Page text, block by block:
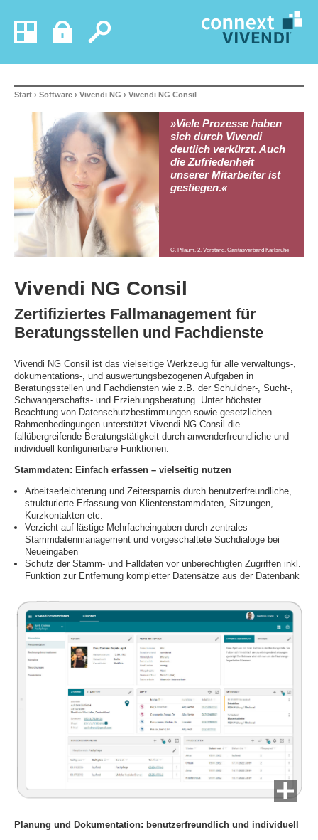
Start › Software › Vivendi NG › Vivendi NG Consil
»Viele Prozesse haben
sich durch Vivendi
deutlich verkürzt. Auch
die Zufriedenheit
unserer Mitarbeiter ist
gestiegen.«
C. Pflaum, 2. Vorstand, Caritasverband Karlsruhe
Vivendi NG Consil
Zertifiziertes Fallmanagement für
Beratungsstellen und Fachdienste
Vivendi NG Consil ist das vielseitige Werkzeug für alle verwaltungs-,
dokumentations-, und auswertungsbezogenen Aufgaben in
Beratungsstellen und Fachdiensten wie z.B. der Schuldner-, Sucht-,
Schwangerschafts- und Erziehungsberatung. Unter höchster
Beachtung von Datenschutzbestimmungen sowie gesetzlichen
Rahmenbedingungen unterstützt Vivendi NG Consil die
fallübergreifende Beratungstätigkeit durch anwenderfreundliche und
individuell konfigurierbare Funktionen.
Stammdaten: Einfach erfassen – vielseitig nutzen
Arbeitserleichterung und Zeitersparnis durch benutzerfreundliche,
strukturierte Erfassung von Klientenstammdaten, Sitzungen,
Kurzkontakten etc.
Verzicht auf lästige Mehrfacheingaben durch zentrales
Stammdatenmanagement und vorgeschaltete Suchdialoge bei
Neueingaben
Schutz der Stamm- und Falldaten vor unberechtigten Zugriffen inkl.
Funktion zur Entfernung kompletter Datensätze aus der Datenbank
Planung und Dokumentation: benutzerfreundlich und individuell